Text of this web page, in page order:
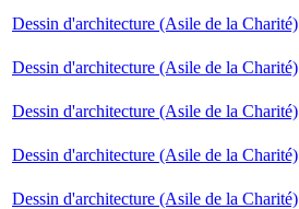
Dessin d'architecture (Asile de la Charité)
Dessin d'architecture (Asile de la Charité)
Dessin d'architecture (Asile de la Charité)
Dessin d'architecture (Asile de la Charité)
Dessin d'architecture (Asile de la Charité)